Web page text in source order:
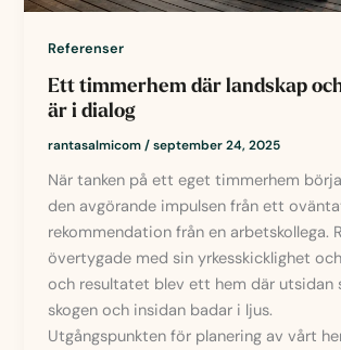
Referenser
Ett timmerhem där landskap
är i dialog
rantasalmicom/september 24, 2025
När tanken på ett eget timmerhem
den avgörande impulsen från ett
rekommendation från en arbetskollega.
övertygade med sin yrkesskicklighet
och resultatet blev ett hem där utsidan
skogen och insidan badar i ljus.
Utgångspunkten för planering av vårt